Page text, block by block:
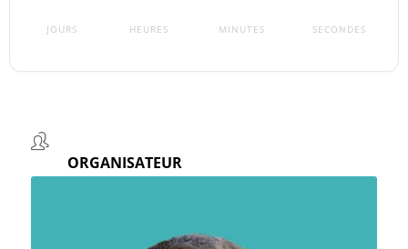
JOURS HEURES MINUTES SECONDES
ORGANISATEUR